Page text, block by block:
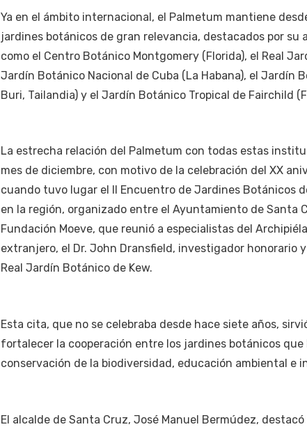
Ya en el ámbito internacional, el Palmetum mantiene
jardines botánicos de gran relevancia, destacados por su
como el Centro Botánico Montgomery (Florida), el Real
Jardín Botánico Nacional de Cuba (La Habana), el Jardín
Buri, Tailandia) y el Jardín Botánico Tropical de Fairchild
La estrecha relación del Palmetum con todas estas
mes de diciembre, con motivo de la celebración del XX
cuando tuvo lugar el II Encuentro de Jardines Botánicos
en la región, organizado entre el Ayuntamiento de Santa
Fundación Moeve, que reunió a especialistas del
extranjero, el Dr. John Dransfield, investigador honorario
Real Jardín Botánico de Kew.
Esta cita, que no se celebraba desde hace siete años,
fortalecer la cooperación entre los jardines botánicos que
conservación de la biodiversidad, educación ambiental e
El alcalde de Santa Cruz, José Manuel Bermúdez,